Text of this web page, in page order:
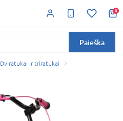
0
Paieška
Dviratukai ir triratukai